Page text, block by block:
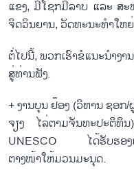
ແຂງ, ມີໂຊກມີລາບ ແລະ ສ
ຈິດວິນຍານ, ວັດທະນະທຳໃຫ
ຕໍ່ໄປນີ້, ພວກເຮົາຂໍແນະນຳງ
ສູ່ທ່ານຟັງ.
+ ງານບຸນ ຢ໊ອງ (ວິຫານ ຊອກ
ຈຽງ ໄລ່ຕາມຈັນທະປະຕິ
UNESCO ໄດ້ຮັບຮອງເ
ຕາງໜ້າໃຫ້ມວນມະນຸດ.